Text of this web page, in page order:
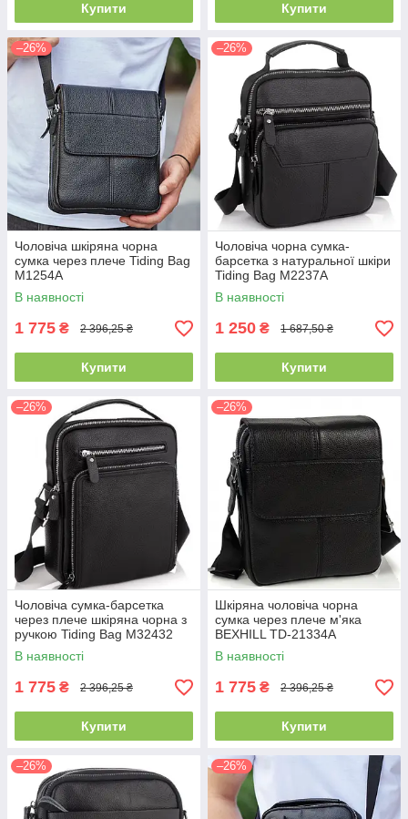
Купити Купити
–26%
Чоловіча шкіряна чорна
сумка через плече Tiding Bag
M1254A
В наявності
1 775 ₴ 2 396,25 ₴
Купити
–26%
Чоловіча чорна сумка-
барсетка з натуральної шкіри
Tiding Bag M2237A
В наявності
1 250 ₴ 1 687,50 ₴
Купити
–26%
Чоловіча сумка-барсетка
через плече шкіряна чорна з
ручкою Tiding Bag M32432
В наявності
1 775 ₴ 2 396,25 ₴
Купити
–26%
Шкіряна чоловіча чорна
сумка через плече м'яка
BEXHILL TD-21334A
В наявності
1 775 ₴ 2 396,25 ₴
Купити
–26% –26%